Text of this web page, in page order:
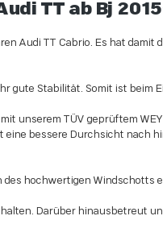
TT ab Bj
Audi TT Cabrio. Es hat
Stabilität. Somit ist beim
TÜV geprüftem
bessere Durchsicht nach
hochwertigen Windschotts
Darüber hinausbetreut